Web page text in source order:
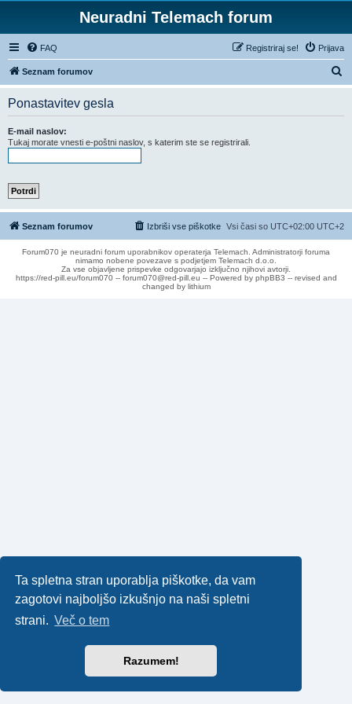
Ta spletna stran uporablja piškotke, da vam
zagotovi najboljšo izkušnjo na naši spletni
strani. Več o tem
Razumem!
Neuradni Telemach forum
FAQ Prijava
Registriraj se!
Seznam forumov
s
Ponastavitev gesla
E-mail naslov:
Tukaj morate vnesti e-poštni naslov, s katerim ste se registrirali.
Seznam forumov Vsi časi so UTC+02:00 UTC+2
Izbriši vse piškotke
Forum070 je neuradni forum uporabnikov operaterja Telemach. Administratorji foruma
nimamo nobene povezave s podjetjem Telemach d.o.o.
Za vse objavljene prispevke odgovarjajo izključno njihovi avtorji.
https://red-pill.eu/forum070 -- forum070@red-pill.eu -- Powered by phpBB3 -- revised and
changed by lithium